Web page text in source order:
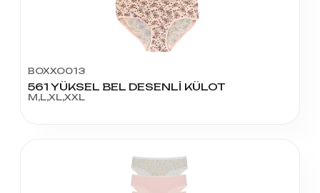
BOXXO013
561 YÜKSEL BEL DESENLİ KÜLOT
M,L,XL,XXL